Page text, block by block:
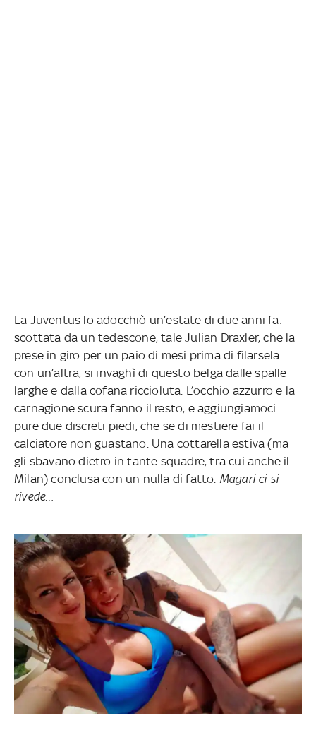
La Juventus lo adocchiò un’estate di due anni fa:
scottata da un tedescone, tale Julian Draxler, che la
prese in giro per un paio di mesi prima di filarsela
con un’altra, si invaghì di questo belga dalle spalle
larghe e dalla cofana riccioluta. L’occhio azzurro e la
carnagione scura fanno il resto, e aggiungiamoci
pure due discreti piedi, che se di mestiere fai il
calciatore non guastano. Una cottarella estiva (ma
gli sbavano dietro in tante squadre, tra cui anche il
Milan) conclusa con un nulla di fatto. Magari ci si
rivede…